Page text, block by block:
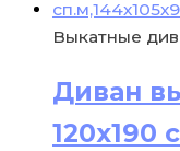
Выкатные
Диван
120х190